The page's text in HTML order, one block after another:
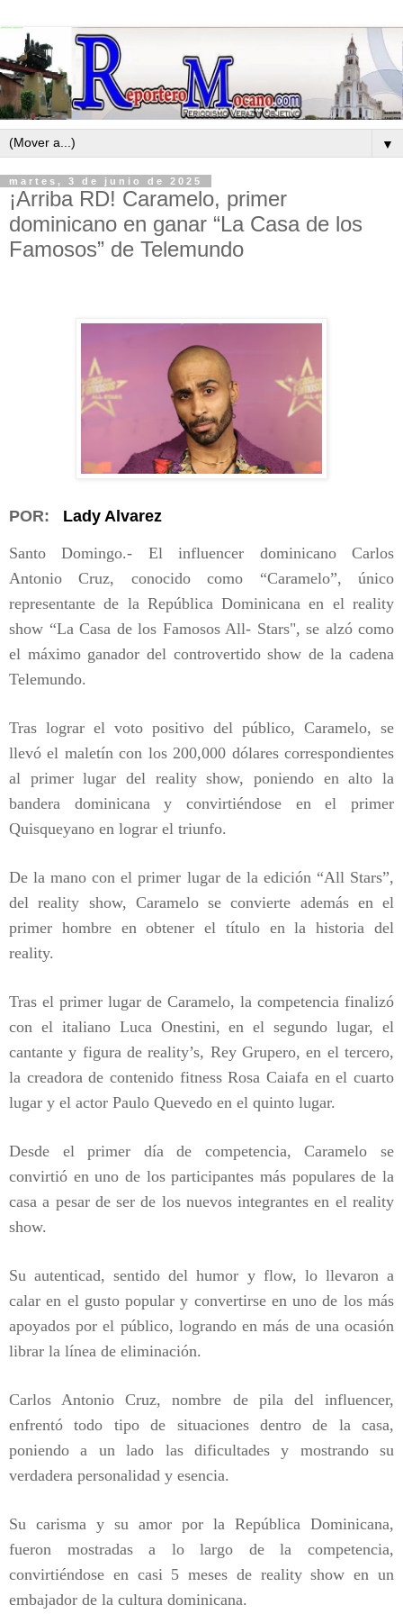
▼
martes, 3 de junio de 2025
¡Arriba RD! Caramelo, primer
dominicano en ganar “La Casa de los
Famosos” de Telemundo
POR: Lady Alvarez
Santo Domingo.- El influencer dominicano Carlos
Antonio Cruz, conocido como “Caramelo”, único
representante de la República Dominicana en el reality
show “La Casa de los Famosos All- Stars", se alzó como
el máximo ganador del controvertido show de la cadena
Telemundo.
Tras lograr el voto positivo del público, Caramelo, se
llevó el maletín con los 200,000 dólares correspondientes
al primer lugar del reality show, poniendo en alto la
bandera dominicana y convirtiéndose en el primer
Quisqueyano en lograr el triunfo.
De la mano con el primer lugar de la edición “All Stars”,
del reality show, Caramelo se convierte además en el
primer hombre en obtener el título en la historia del
reality.
Tras el primer lugar de Caramelo, la competencia finalizó
con el italiano Luca Onestini, en el segundo lugar, el
cantante y figura de reality’s, Rey Grupero, en el tercero,
la creadora de contenido fitness Rosa Caiafa en el cuarto
lugar y el actor Paulo Quevedo en el quinto lugar.
Desde el primer día de competencia, Caramelo se
convirtió en uno de los participantes más populares de la
casa a pesar de ser de los nuevos integrantes en el reality
show.
Su autenticad, sentido del humor y flow, lo llevaron a
calar en el gusto popular y convertirse en uno de los más
apoyados por el público, logrando en más de una ocasión
librar la línea de eliminación.
Carlos Antonio Cruz, nombre de pila del influencer,
enfrentó todo tipo de situaciones dentro de la casa,
poniendo a un lado las dificultades y mostrando su
verdadera personalidad y esencia.
Su carisma y su amor por la República Dominicana,
fueron mostradas a lo largo de la competencia,
convirtiéndose en casi 5 meses de reality show en un
embajador de la cultura dominicana.